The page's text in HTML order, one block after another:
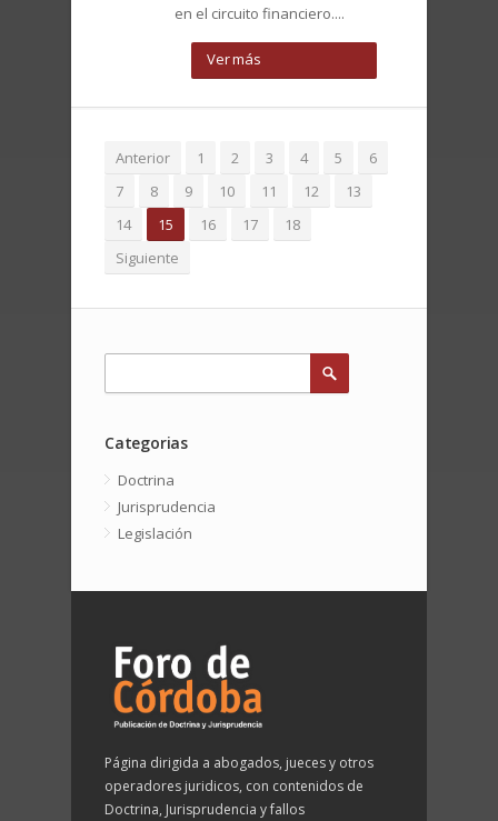
en el circuito financiero....
Ver más
Anterior 1 2 3 4 5
6
7
8 9 10 11 12
13
14
15 16 17
18
Siguiente
Categorias
Doctrina
Jurisprudencia
Legislación
Página dirigida a abogados, jueces y otros
operadores juridicos, con contenidos de
Doctrina, Jurisprudencia y fallos